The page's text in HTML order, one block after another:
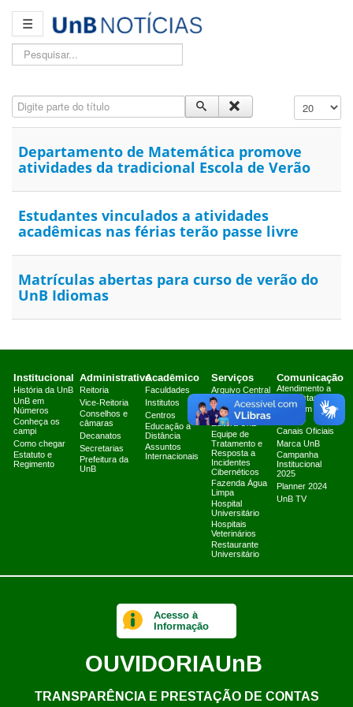
☰
Pesquisar...
Digite parte do título Exibir #
Departamento de Matemática promove
atividades da tradicional Escola de Verão
Estudantes vinculados a atividades
acadêmicas nas férias terão passe livre
Matrículas abertas para curso de verão do
UnB Idiomas
Institucional
História da UnB
UnB em
Números
Conheça os
campi
Como chegar
Estatuto e
Regimento
Administrativo
Reitoria
Vice-Reitoria
Conselhos e
câmaras
Decanatos
Secretarias
Prefeitura da
UnB
Acadêmico
Faculdades
Institutos
Centros
Educação a
Distância
Assuntos
Internacionais
Serviços
Arquivo Central
Biblioteca
Central
Editora UnB
Equipe de
Tratamento e
Resposta a
Incidentes
Cibernéticos
Fazenda Água
Limpa
Hospital
Universitário
Hospitais
Veterinários
Restaurante
Universitário
Comunicação
Atendimento a
Jornalistas
Fale com a
Canais Oficiais
Marca UnB
Campanha
Institucional
2025
Planner 2024
UnB TV
Acesso à
Informação
OUVIDORIAUnB
TRANSPARÊNCIA E PRESTAÇÃO DE CONTAS